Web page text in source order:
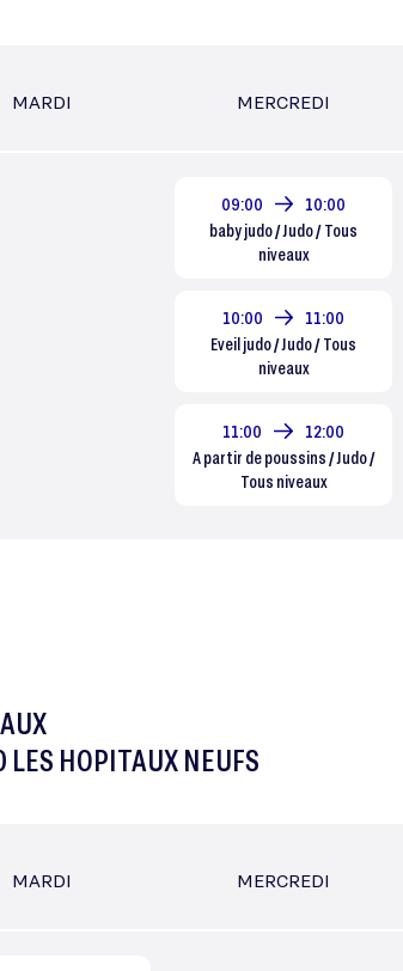
MARDI MERCREDI
09:00
10:00
baby judo / Judo / Tous
niveaux
10:00
11:00
Eveil judo / Judo / Tous
niveaux
11:00
12:00
A partir de poussins / Judo /
Tous niveaux
HOPITAUX NEUFS
MARDI MERCREDI